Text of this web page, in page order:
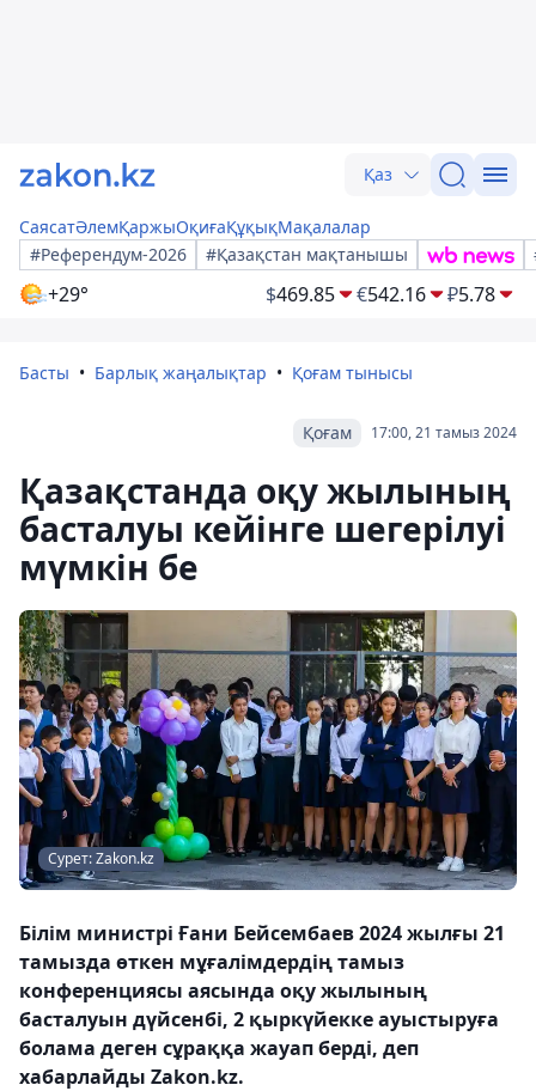
Қаз
СаясатӘлемҚаржыОқиғаҚұқықМақалалар
#Референдум-2026
#Қазақстан мақтанышы
+29° $469.85 €542.16 ₽5.78
Басты Барлық жаңалықтар Қоғам тынысы
17:00, 21 тамыз 2024
Қоғам
Қазақстанда оқу жылының
басталуы кейінге шегерілуі
мүмкін бе
Сурет: Zakon.kz
Білім министрі Ғани Бейсембаев 2024 жылғы 21
тамызда өткен мұғалімдердің тамыз
конференциясы аясында оқу жылының
басталуын дүйсенбі, 2 қыркүйекке ауыстыруға
болама деген сұраққа жауап берді, деп
хабарлайды Zakon.kz.